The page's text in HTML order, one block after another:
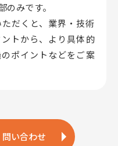
のみです。
だくと、業界・技術
トから、 より具体的
ポイントなどをご案
い合わせ